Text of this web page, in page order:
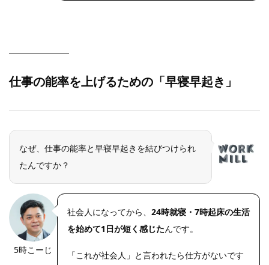
仕事の能率を上げるための「早寝早起き」
なぜ、仕事の能率と早寝早起きを結びつけられ
たんですか？
5時こーじ
社会人になってから、 24時就寝・7時起床の生活
を始めて1日が短く感じたんです。
「これが社会人」と言われたら仕方がないです